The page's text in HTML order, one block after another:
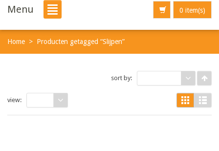
Menu 0 item(s)
Home > Producten getagged “Slijpen”
sort by:
view: